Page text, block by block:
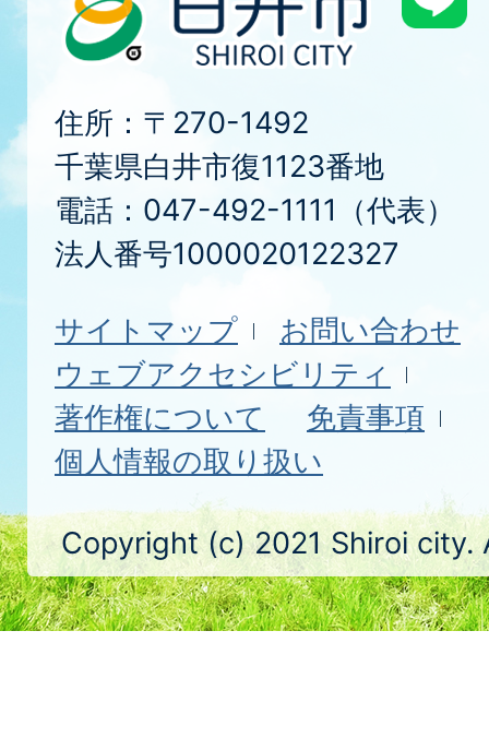
住所：〒270-1492
千葉県白井市復1123番地
電話：047-492-1111（代表）
法人番号1000020122327
サイトマップ
お問い合わせ
ウェブアクセシビリティ
著作権について
免責事項
個人情報の取り扱い
Copyright (c) 2021 Shiroi city.